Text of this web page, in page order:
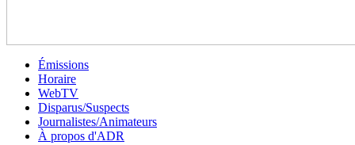
Émissions
Horaire
WebTV
Disparus/Suspects
Journalistes/Animateurs
À propos d'ADR